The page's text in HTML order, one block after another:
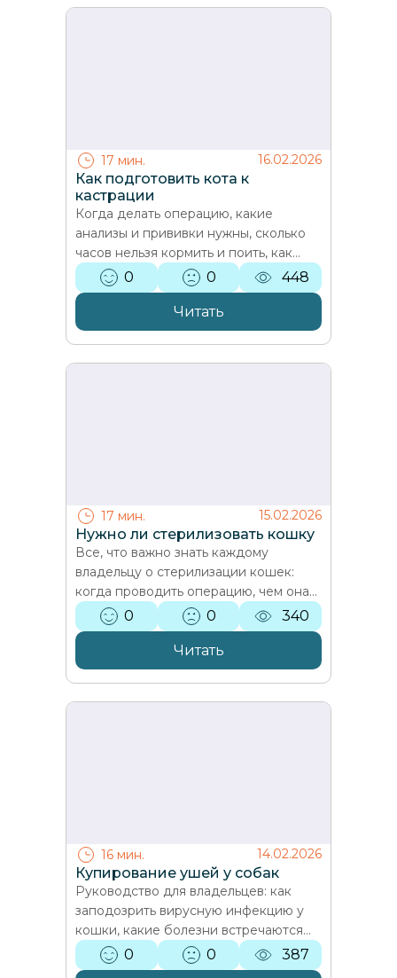
17 мин. 16.02.2026
Как подготовить кота к
кастрации
Когда делать операцию, какие
анализы и прививки нужны, сколько
часов нельзя кормить и поить, как
организовать дорогу и выезд врача на
дом. Объясняет ветеринар…
0 0 448
Читать
17 мин. 15.02.2026
Нужно ли стерилизовать кошку
Все, что важно знать каждому
владельцу о стерилизации кошек:
когда проводить операцию, чем она
помогает, какие методы существуют
и как проходит восстановление.…
0 0 340
Читать
16 мин. 14.02.2026
Купирование ушей у собак
Руководство для владельцев: как
заподозрить вирусную инфекцию у
кошки, какие болезни встречаются
(герпесвирус, калицивироз,
панлейкопения, FeLV/FIV, FIP),…
0 0 387